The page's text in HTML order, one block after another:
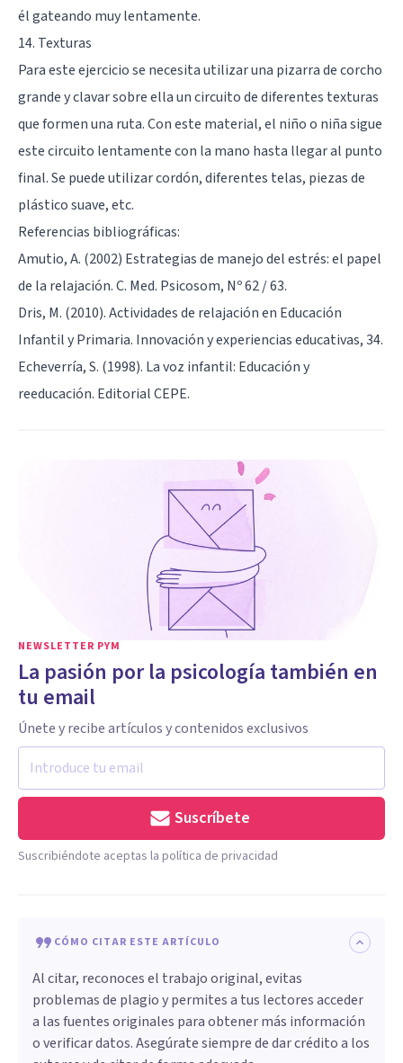
él gateando muy lentamente.
14. Texturas
Para este ejercicio se necesita utilizar una pizarra de corcho
grande y clavar sobre ella un circuito de diferentes texturas
que formen una ruta. Con este material, el niño o niña sigue
este circuito lentamente con la mano hasta llegar al punto
final. Se puede utilizar cordón, diferentes telas, piezas de
plástico suave, etc.
Referencias bibliográficas:
Amutio, A. (2002) Estrategias de manejo del estrés: el papel
de la relajación. C. Med. Psicosom, Nº 62 / 63.
Dris, M. (2010). Actividades de relajación en Educación
Infantil y Primaria. Innovación y experiencias educativas, 34.
Echeverría, S. (1998). La voz infantil: Educación y
reeducación. Editorial CEPE.
NEWSLETTER PYM
La pasión por la psicología también en
tu email
Únete y recibe artículos y contenidos exclusivos
Suscríbete
Suscribiéndote aceptas la política de privacidad
CÓMO CITAR ESTE ARTÍCULO
Al citar, reconoces el trabajo original, evitas
problemas de plagio y permites a tus lectores acceder
a las fuentes originales para obtener más información
o verificar datos. Asegúrate siempre de dar crédito a los